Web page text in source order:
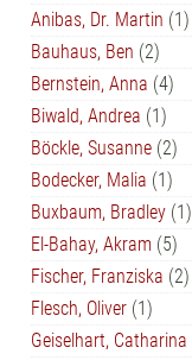
Anibas, Dr. Martin (1)
Bauhaus, Ben (2)
Bernstein, Anna (4)
Biwald, Andrea (1)
Böckle, Susanne (2)
Bodecker, Malia (1)
Buxbaum, Bradley (1)
El-Bahay, Akram (5)
Fischer, Franziska (2)
Flesch, Oliver (1)
Geiselhart, Catharina